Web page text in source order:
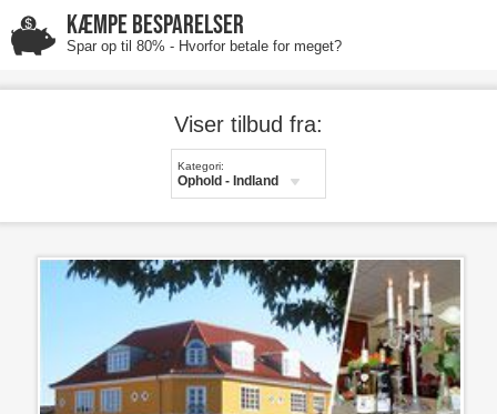
KÆMPE BESPARELSER
Spar op til 80% - Hvorfor betale for meget?
Viser tilbud fra:
Kategori:
Ophold - Indland